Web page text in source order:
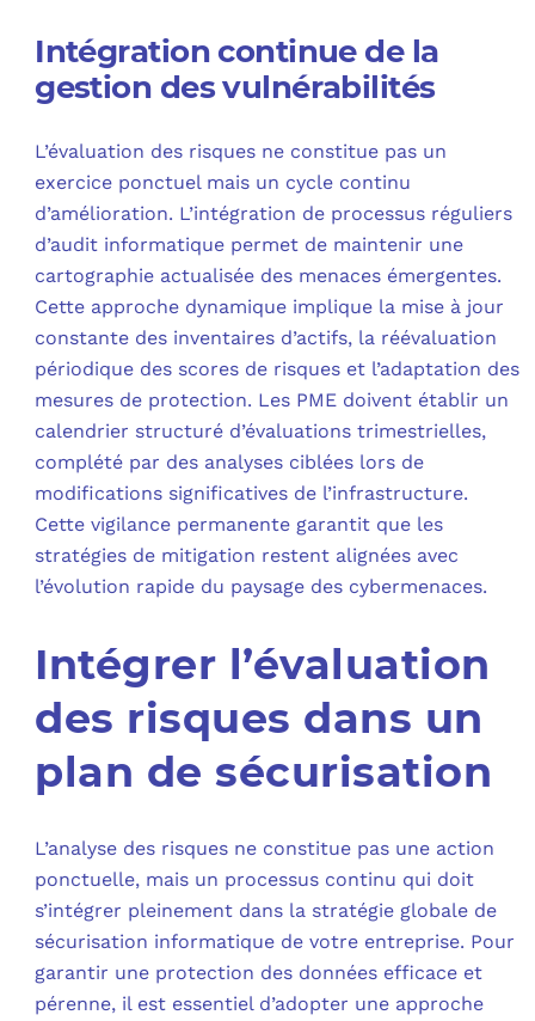
Intégration continue de la
gestion des vulnérabilités
L’évaluation des risques ne constitue pas un
exercice ponctuel mais un cycle continu
d’amélioration. L’intégration de processus réguliers
d’audit informatique permet de maintenir une
cartographie actualisée des menaces émergentes.
Cette approche dynamique implique la mise à jour
constante des inventaires d’actifs, la réévaluation
périodique des scores de risques et l’adaptation des
mesures de protection. Les PME doivent établir un
calendrier structuré d’évaluations trimestrielles,
complété par des analyses ciblées lors de
modifications significatives de l’infrastructure.
Cette vigilance permanente garantit que les
stratégies de mitigation restent alignées avec
l’évolution rapide du paysage des cybermenaces.
Intégrer l’évaluation
des risques dans un
plan de sécurisation
L’analyse des risques ne constitue pas une action
ponctuelle, mais un processus continu qui doit
s’intégrer pleinement dans la stratégie globale de
sécurisation informatique de votre entreprise. Pour
garantir une protection des données efficace et
pérenne, il est essentiel d’adopter une approche